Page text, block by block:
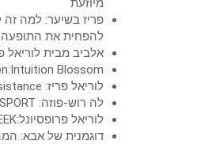
מיוזעת
פריז בשיער: למה זה
להפחית את
אלביב מבית
Blossom
לוריאל פריז: Infallible Laque Resistance
לה רוש-פוזה: ANTHELIOS UVSPORT
לוריאל פרופסיונל:KERATIN ALPHA SLEEK
דוגמנית של אבא: